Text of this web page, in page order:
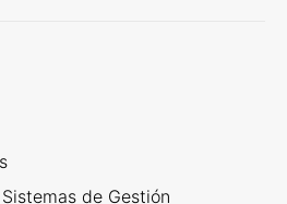
de Gestión